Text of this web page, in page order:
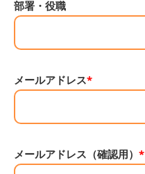
部署・役職
メールアドレス*
メールアドレス（確認用） *